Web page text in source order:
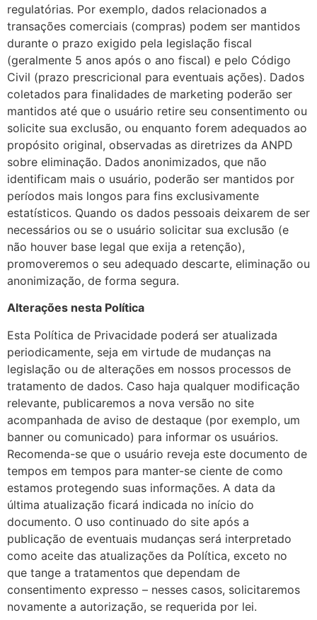
regulatórias. Por exemplo, dados relacionados a
transações comerciais (compras) podem ser mantidos
durante o prazo exigido pela legislação fiscal
(geralmente 5 anos após o ano fiscal) e pelo Código
Civil (prazo prescricional para eventuais ações). Dados
coletados para finalidades de marketing poderão ser
mantidos até que o usuário retire seu consentimento ou
solicite sua exclusão, ou enquanto forem adequados ao
propósito original, observadas as diretrizes da ANPD
sobre eliminação. Dados anonimizados, que não
identificam mais o usuário, poderão ser mantidos por
períodos mais longos para fins exclusivamente
estatísticos. Quando os dados pessoais deixarem de ser
necessários ou se o usuário solicitar sua exclusão (e
não houver base legal que exija a retenção),
promoveremos o seu adequado descarte, eliminação ou
anonimização, de forma segura.
Alterações nesta Política
Esta Política de Privacidade poderá ser atualizada
periodicamente, seja em virtude de mudanças na
legislação ou de alterações em nossos processos de
tratamento de dados. Caso haja qualquer modificação
relevante, publicaremos a nova versão no site
acompanhada de aviso de destaque (por exemplo, um
banner ou comunicado) para informar os usuários.
Recomenda-se que o usuário reveja este documento de
tempos em tempos para manter-se ciente de como
estamos protegendo suas informações. A data da
última atualização ficará indicada no início do
documento. O uso continuado do site após a
publicação de eventuais mudanças será interpretado
como aceite das atualizações da Política, exceto no
que tange a tratamentos que dependam de
consentimento expresso – nesses casos, solicitaremos
novamente a autorização, se requerida por lei.